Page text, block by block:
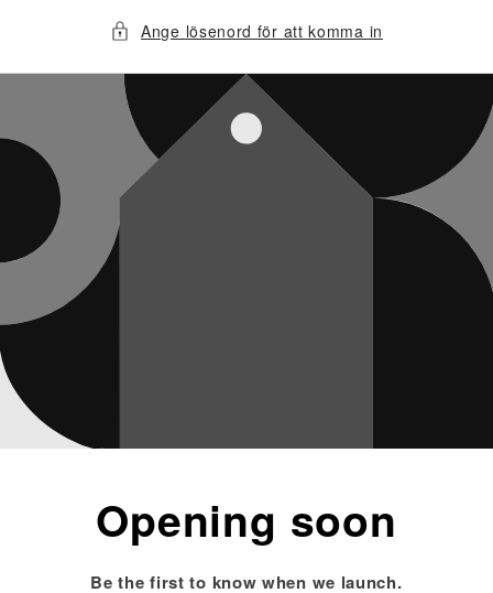
Ange lösenord för att komma in
Opening soon
Be the first to know when we launch.